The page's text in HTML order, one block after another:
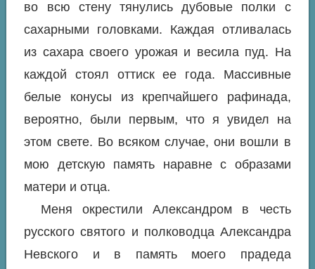
во всю стену тянулись дубовые полки с
сахарными головками. Каждая отливалась
из сахара своего урожая и весила пуд. На
каждой стоял оттиск ее года. Массивные
белые конусы из крепчайшего рафинада,
вероятно, были первым, что я увидел на
этом свете. Во всяком случае, они вошли в
мою детскую память наравне с образами
матери и отца.
Меня окрестили Александром в честь
русского святого и полководца Александра
Невского и в память моего прадеда